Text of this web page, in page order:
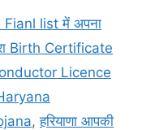
list में अपना
Birth Certificate
Licence
,हरियाणा आपकी